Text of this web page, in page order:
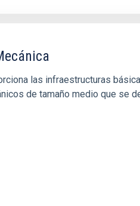
las infraestructuras
de tamaño medio que se